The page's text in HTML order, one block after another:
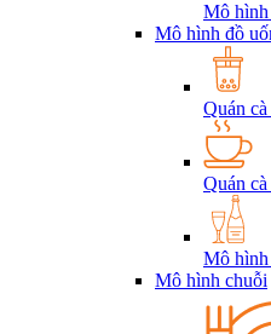
Mô hình
Mô hình đồ
Quán
Quán cà
Mô
Mô hình chuỗi